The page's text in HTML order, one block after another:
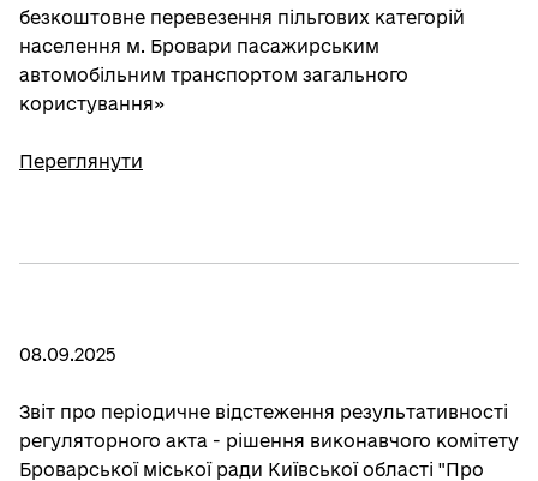
безкоштовне перевезення пільгових категорій
населення м. Бровари пасажирським
автомобільним транспортом загального
користування»
Переглянути
08.09.2025
Звіт про періодичне відстеження результативності
регуляторного акта - рішення виконавчого комітету
Броварської міської ради Київської області "Про